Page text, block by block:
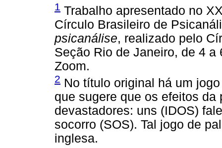
1 Trabalho apresentado no
Círculo Brasileiro de
psicanálise, realizado pelo
Seção Rio de Janeiro, de 4 a
Zoom.
2 No título original há um
que sugere que os efeitos
devastadores: uns (IDOS)
socorro (SOS). Tal jogo de
inglesa.